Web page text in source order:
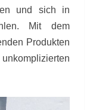
und sich in
Mit dem
Produkten